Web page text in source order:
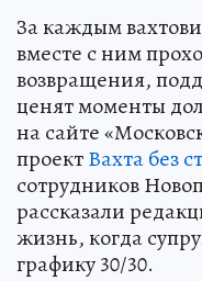
За каждым
вместе с ним
возвращения,
ценят моменты
на сайте
проектВахта без
сотрудников
рассказали
жизнь, когда
графику 30/30.